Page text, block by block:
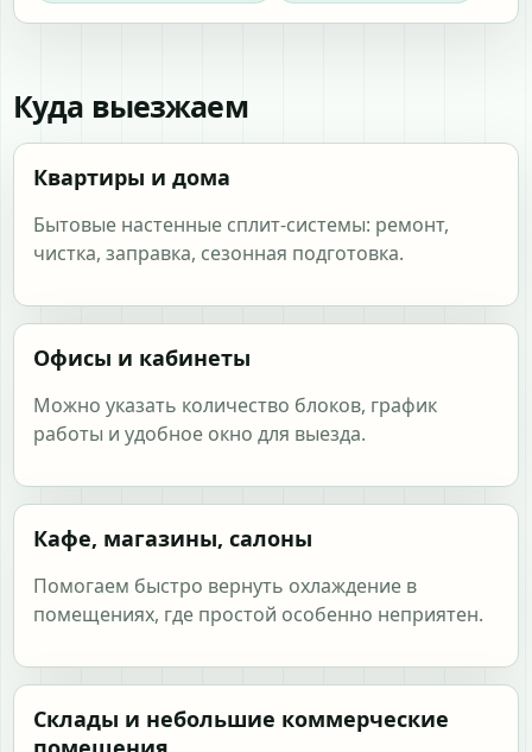
Куда выезжаем
Квартиры и дома
Бытовые настенные сплит-системы: ремонт,
чистка, заправка, сезонная подготовка.
Офисы и кабинеты
Можно указать количество блоков, график
работы и удобное окно для выезда.
Кафе, магазины, салоны
Помогаем быстро вернуть охлаждение в
помещениях, где простой особенно неприятен.
Склады и небольшие коммерческие